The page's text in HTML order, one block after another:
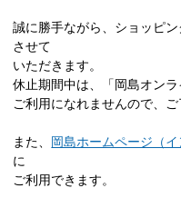
誠に勝手ながら、ショッピ
させて
いただきます。
休止期間中は、「岡島オン
ご利用になれませんので、ご
また、 岡島ホームページ（イ
に
ご利用できます。